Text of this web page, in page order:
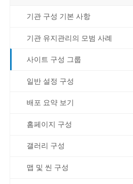
기관 구성 기본 사항
기관 유지관리의 모범 사례
사이트 구성 그룹
일반 설정 구성
배포 요약 보기
홈페이지 구성
갤러리 구성
맵 및 씬 구성